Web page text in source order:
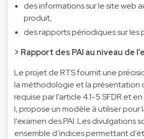
des informations sur le site web
produit,
des rapports périodiques sur les
> Rapport des PAI au niveau de
Le projet de RTS fournit une
la méthodologie et la présentation
requise par l’article 4.1-5 SFDR et
I, propose un modèle à utiliser pour
l’examen des PAI. Les divulgations
ensemble d’indices permettant